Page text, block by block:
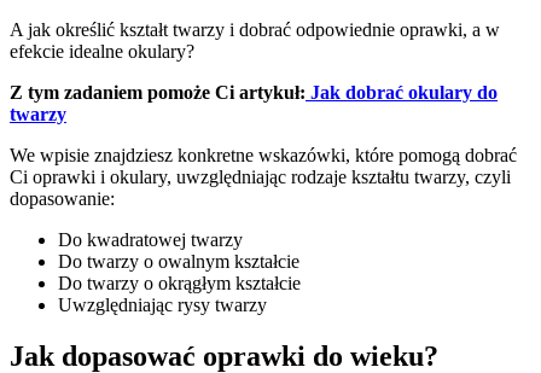
A jak określić kształt twarzy i dobrać odpowiednie oprawki, a w
efekcie idealne okulary?
Z tym zadaniem pomoże Ci artykuł: Jak dobrać okulary do
twarzy
We wpisie znajdziesz konkretne wskazówki, które pomogą dobrać
Ci oprawki i okulary, uwzględniając rodzaje kształtu twarzy, czyli
dopasowanie:
Do kwadratowej twarzy
Do twarzy o owalnym kształcie
Do twarzy o okrągłym kształcie
Uwzględniając rysy twarzy
Jak dopasować oprawki do wieku?